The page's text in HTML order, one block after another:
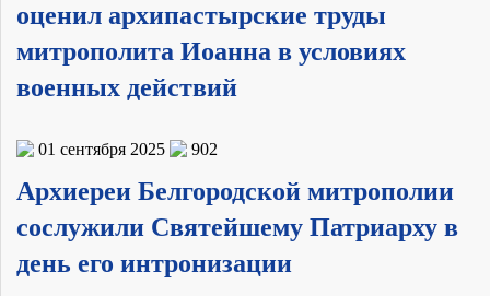
оценил архипастырские труды
митрополита Иоанна в условиях
военных действий
01 сентября 2025 902
Архиереи Белгородской митрополии
сослужили Святейшему Патриарху в
день его интронизации